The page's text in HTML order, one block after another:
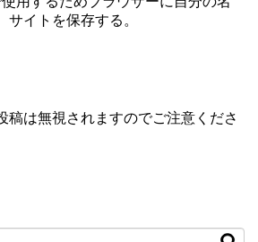
イトを保存する。
稿は無視されますのでご注意くださ